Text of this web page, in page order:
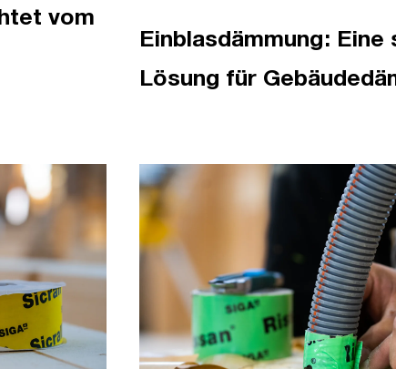
vom
Einblasdämmung: Eine
Lösung für